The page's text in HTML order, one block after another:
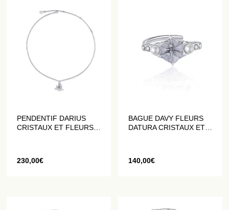
PENDENTIF DARIUS
CRISTAUX ET FLEURS
230,00€
BAGUE DAVY FLEURS
DATURA CRISTAUX ET
140,00€